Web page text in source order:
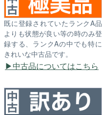
既に登録されていたランクA品
よりも状態が良い等の時のみ登
録する、ランクAの中でも特に
きれいな中古品です。
中古品についてはこちら